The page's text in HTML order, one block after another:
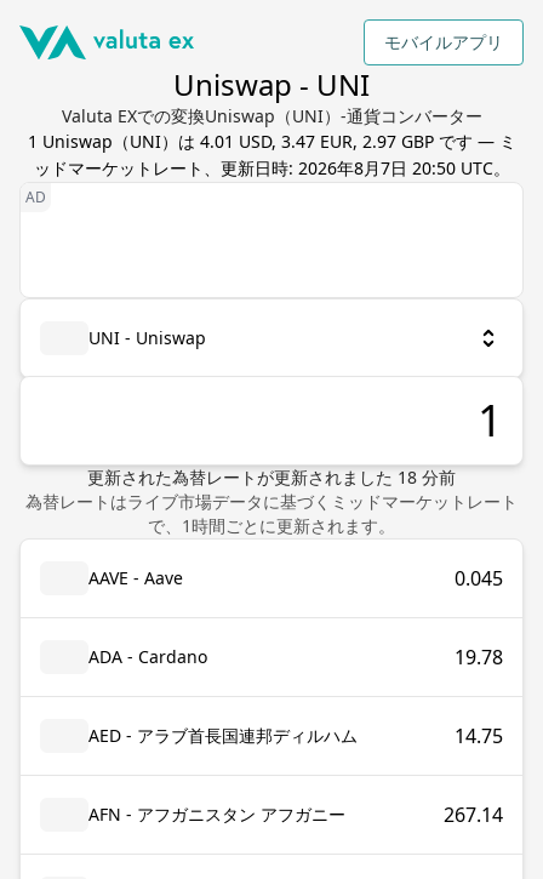
モバイルアプリ
Uniswap - UNI
Valuta EXでの変換Uniswap（UNI）-通貨コンバーター
1 Uniswap （UNI）は 4.01 USD, 3.47 EUR, 2.97 GBPです — ミ
ッドマーケットレート、更新日時: 2026年8月7日 20:50 UTC。
UNI - Uniswap
更新された為替レートが更新されました 18 分前
為替レートはライブ市場データに基づくミッドマーケットレート
で、1時間ごとに更新されます。
AAVE - Aave 0.045
ADA - Cardano 19.78
AED - アラブ首長国連邦ディルハム 14.75
AFN - アフガニスタン アフガニー 267.14